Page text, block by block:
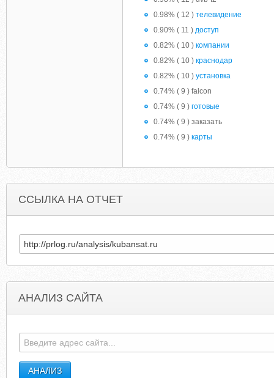
0.98% ( 12 ) телевидение
0.90% ( 11 ) доступ
0.82% ( 10 ) компании
0.82% ( 10 ) краснодар
0.82% ( 10 ) установка
0.74% ( 9 ) falcon
0.74% ( 9 ) готовые
0.74% ( 9 ) заказать
0.74% ( 9 ) карты
ССЫЛКА НА ОТЧЕТ
АНАЛИЗ САЙТА